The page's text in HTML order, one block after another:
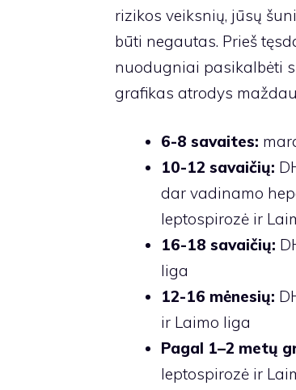
rizikos veiksnių, jūsų
būti negautas. Prieš
nuodugniai pasikalbėti
grafikas atrodys
6-8 savaites:
10-12 savaičių:
dar vadinamo
leptospirozė ir
16-18 savaičių:
liga
12-16 mėnesių:
ir Laimo liga
Pagal 1–2 metų
leptospirozė ir